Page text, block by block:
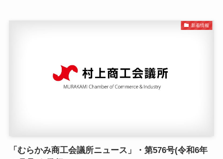
新着情報
「むらかみ商工会議所ニュース」・第576号(令和6年